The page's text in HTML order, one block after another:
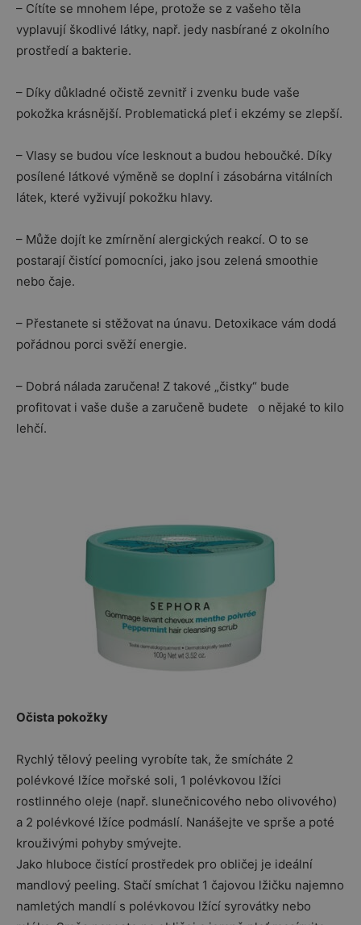
– Cítíte se mnohem lépe, protože se z vašeho těla
vyplavují škodlivé látky, např. jedy nasbírané z okolního
prostředí a bakterie.
– Díky důkladné očistě zevnitř i zvenku bude vaše
pokožka krásnější. Problematická pleť i ekzémy se zlepší.
– Vlasy se budou více lesknout a budou heboučké. Díky
posílené látkové výměně se doplní i zásobárna vitálních
látek, které vyživují pokožku hlavy.
– Může dojít ke zmírnění alergických reakcí. O to se
postarají čistící pomocníci, jako jsou zelená smoothie
nebo čaje.
– Přestanete si stěžovat na únavu. Detoxikace vám dodá
pořádnou porci svěží energie.
– Dobrá nálada zaručena! Z takové „čistky“ bude
profitovat i vaše duše a zaručeně budete o nějaké to kilo
lehčí.
Očista pokožky
Rychlý tělový peeling vyrobíte tak, že smícháte 2
polévkové lžíce mořské soli, 1 polévkovou lžíci
rostlinného oleje (např. slunečnicového nebo olivového)
a 2 polévkové lžíce podmáslí. Nanášejte ve sprše a poté
krouživými pohyby smývejte.
Jako hluboce čistící prostředek pro obličej je ideální
mandlový peeling. Stačí smíchat 1 čajovou lžičku najemno
namletých mandlí s polévkovou lžící syrovátky nebo